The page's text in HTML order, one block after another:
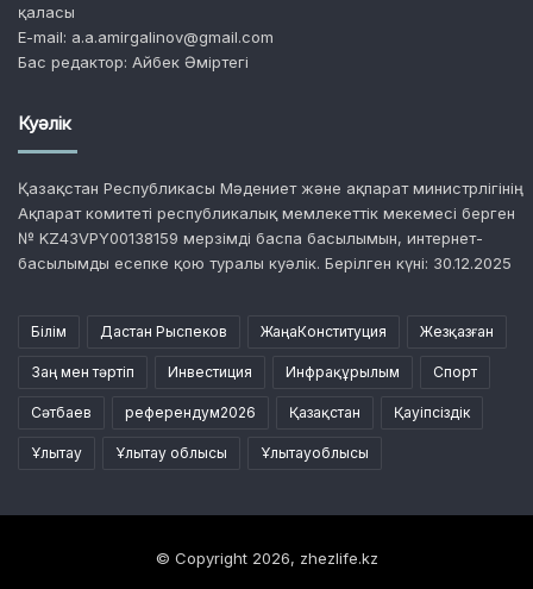
қаласы
E-mail: a.a.amirgalinov@gmail.com
Бас редактор: Айбек Әміртегі
Куәлік
Қазақстан Республикасы Мәдениет және ақпарат министрлігінің
Ақпарат комитеті республикалық мемлекеттік мекемесі берген
№ KZ43VPY00138159 мерзімді баспа басылымын, интернет-
басылымды есепке қою туралы куәлік. Берілген күні: 30.12.2025
Білім Дастан Рыспеков ЖаңаКонституция Жезқазған
Заң мен тәртіп Инвестиция Инфрақұрылым Спорт
Сәтбаев референдум2026 Қазақстан Қауіпсіздік
Ұлытау Ұлытау облысы Ұлытауоблысы
© Copyright 2026, zhezlife.kz